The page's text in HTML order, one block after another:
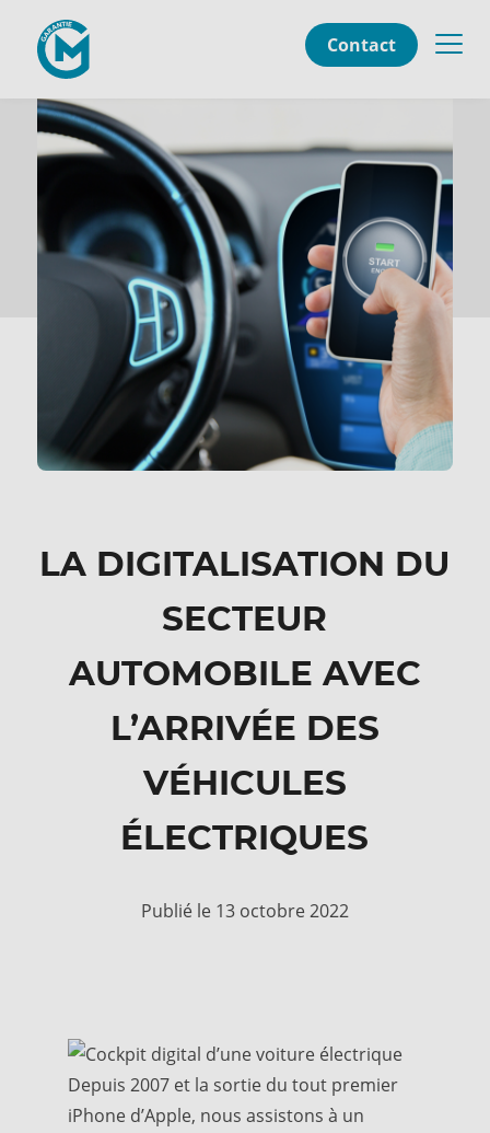
Contact
LA DIGITALISATION DU
SECTEUR
AUTOMOBILE AVEC
L’ARRIVÉE DES
VÉHICULES
ÉLECTRIQUES
Publié le 13 octobre 2022
Depuis 2007 et la sortie du tout premier
iPhone d’Apple, nous assistons à un